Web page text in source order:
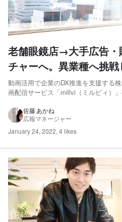
老舗眼鏡店→大手広告
チャーへ。異業種へ挑
スマネージャーのチャ
動画活用で企業のDX推進を支援する
画配信サービス「millvi（ミルビィ）
供など、長年の動画配信のノウハウに
スの支援や、動画の制作など様々なサ
佐藤 あかね
広報マネージャー
January 24, 2022, 4 likes